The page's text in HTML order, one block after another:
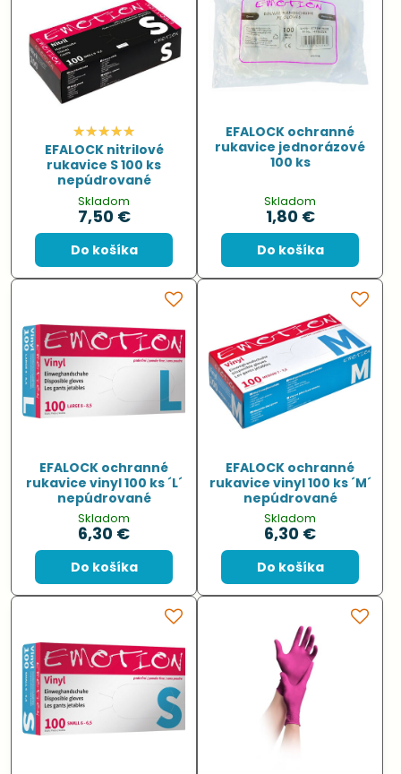
EFALOCK nitrilové
rukavice S 100 ks
nepúdrované
Skladom
7,50 €
Do košíka
EFALOCK ochranné
rukavice jednorázové
100 ks
Skladom
1,80 €
Do košíka
EFALOCK ochranné
rukavice vinyl 100 ks ´L´
nepúdrované
Skladom
6,30 €
Do košíka
EFALOCK ochranné
rukavice vinyl 100 ks ´M´
nepúdrované
Skladom
6,30 €
Do košíka